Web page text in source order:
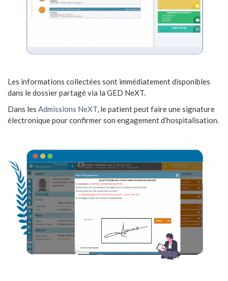
Les informations collectées sont immédiatement disponibles
dans le dossier partagé via la GED NeXT.
Dans les Admissions NeXT, le patient peut faire une signature
électronique pour confirmer son engagement d’hospitalisation.